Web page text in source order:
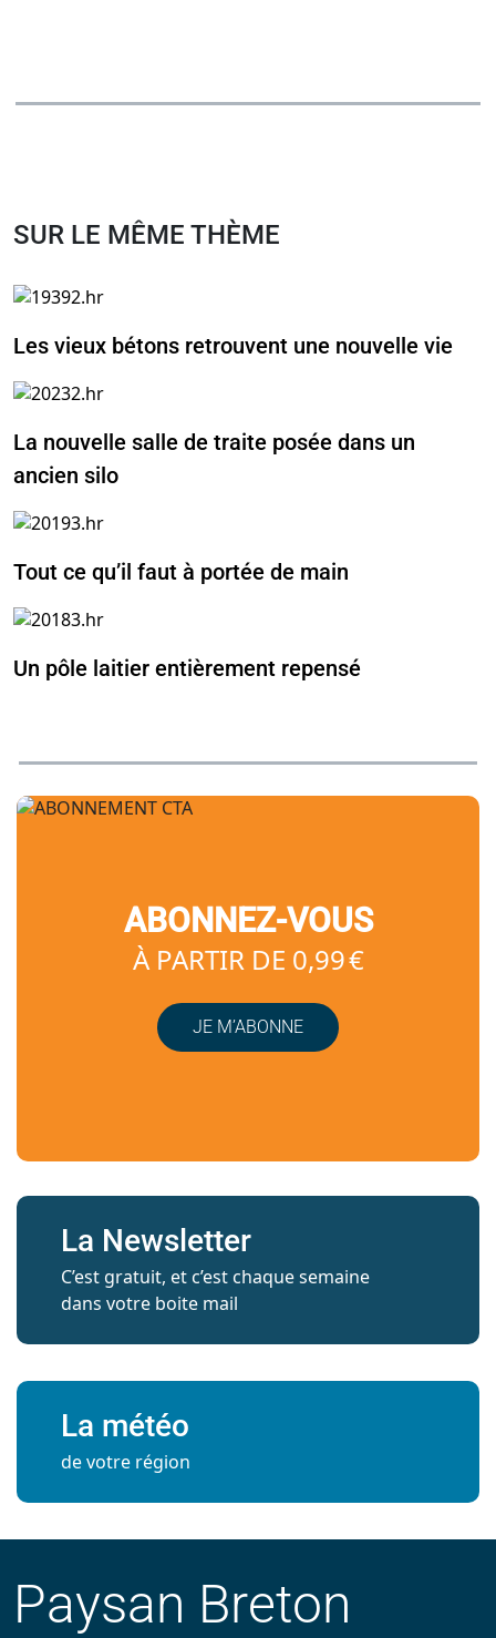
SUR LE MÊME THÈME
Les vieux bétons retrouvent une nouvelle vie
La nouvelle salle de traite posée dans un
ancien silo
Tout ce qu’il faut à portée de main
Un pôle laitier entièrement repensé
ABONNEZ-VOUS
À PARTIR DE 0,99 €
JE M’ABONNE
La Newsletter
C’est gratuit, et c’est chaque semaine
dans votre boite mail
La météo
de votre région
Paysan Breton